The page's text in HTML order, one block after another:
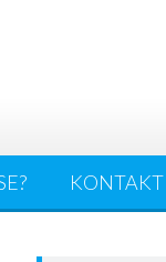
KONTAKT